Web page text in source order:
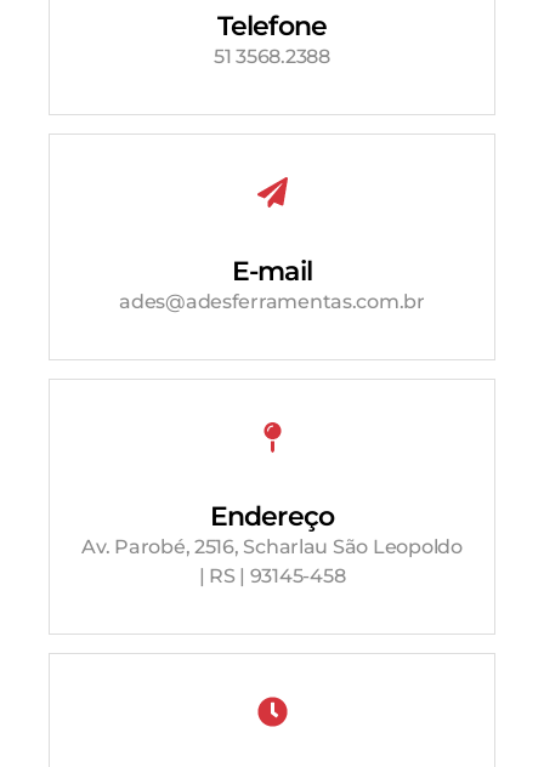
Telefone
51 3568.2388
E-mail
ades@adesferramentas.com.br
Endereço
Av. Parobé, 2516, Scharlau São Leopoldo
| RS | 93145-458